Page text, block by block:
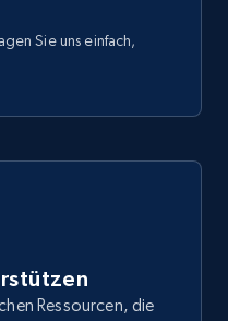
Sie uns einfach,
Ressourcen, die